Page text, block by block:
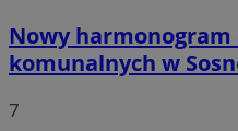
Nowy
komunalnych w
7